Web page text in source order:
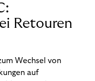
Retouren
Wechsel von
auf